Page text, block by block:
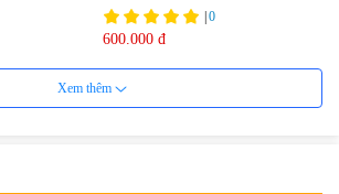
0
600.000 đ
Xem thêm